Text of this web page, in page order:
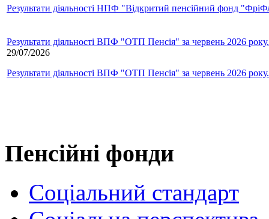
Результати діяльності НПФ "Відкритий пенсійний фонд
Результати діяльності ВПФ "ОТП Пенсія" за червень 2026 року.
29/07/2026
Результати діяльності ВПФ "ОТП Пенсія" за червень 2026 року.
Пенсійні фонди
Соціальний стандарт